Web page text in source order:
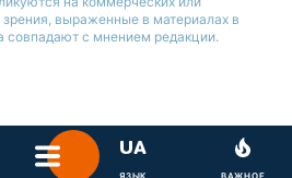
зрения, выраженные в материалах в
совпадают с мнением редакции.
ЯЗЫК ВАЖНОЕ